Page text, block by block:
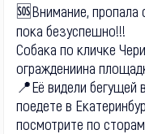
🆘Внимание, пропала
пока безуспешно!!!
Собака по кличке
ограждениина
📍Её видели бегущей
поедете в
посмотрите по